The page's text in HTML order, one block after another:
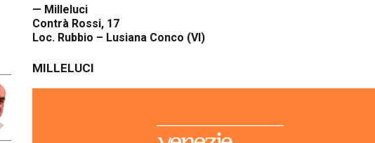
— Milleluci
Contrà Rossi, 17
Loc. Rubbio – Lusiana Conco (VI)
MILLELUCI